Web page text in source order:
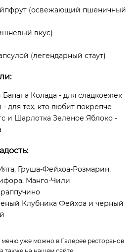
(освежающий пшеничный
вкус)
(легендарный стаут)
Колада - для сладкоежек
для тех, кто любит покрепче
и Шарлотка Зеленое Яблоко -
Груша-Фейхоа-Розмарин,
Манго-Чили
Клубника Фейхоа и черный
уже можно в Галерее ресторанов